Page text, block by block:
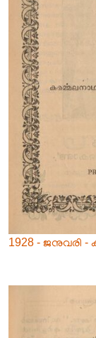
1928 - ജനുവരി -